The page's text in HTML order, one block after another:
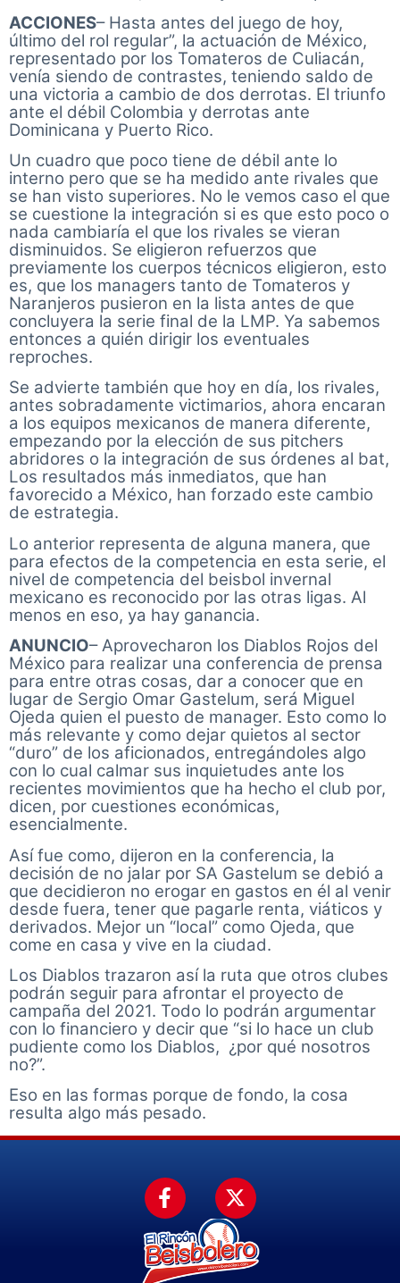
ACCIONES– Hasta antes del juego de hoy,
último del rol regular”, la actuación de México,
representado por los Tomateros de Culiacán,
venía siendo de contrastes, teniendo saldo de
una victoria a cambio de dos derrotas. El triunfo
ante el débil Colombia y derrotas ante
Dominicana y Puerto Rico.
Un cuadro que poco tiene de débil ante lo
interno pero que se ha medido ante rivales que
se han visto superiores. No le vemos caso el que
se cuestione la integración si es que esto poco o
nada cambiaría el que los rivales se vieran
disminuidos. Se eligieron refuerzos que
previamente los cuerpos técnicos eligieron, esto
es, que los managers tanto de Tomateros y
Naranjeros pusieron en la lista antes de que
concluyera la serie final de la LMP. Ya sabemos
entonces a quién dirigir los eventuales
reproches.
Se advierte también que hoy en día, los rivales,
antes sobradamente victimarios, ahora encaran
a los equipos mexicanos de manera diferente,
empezando por la elección de sus pitchers
abridores o la integración de sus órdenes al bat,
Los resultados más inmediatos, que han
favorecido a México, han forzado este cambio
de estrategia.
Lo anterior representa de alguna manera, que
para efectos de la competencia en esta serie, el
nivel de competencia del beisbol invernal
mexicano es reconocido por las otras ligas. Al
menos en eso, ya hay ganancia.
ANUNCIO– Aprovecharon los Diablos Rojos del
México para realizar una conferencia de prensa
para entre otras cosas, dar a conocer que en
lugar de Sergio Omar Gastelum, será Miguel
Ojeda quien el puesto de manager. Esto como lo
más relevante y como dejar quietos al sector
“duro” de los aficionados, entregándoles algo
con lo cual calmar sus inquietudes ante los
recientes movimientos que ha hecho el club por,
dicen, por cuestiones económicas,
esencialmente.
Así fue como, dijeron en la conferencia, la
decisión de no jalar por SA Gastelum se debió a
que decidieron no erogar en gastos en él al venir
desde fuera, tener que pagarle renta, viáticos y
derivados. Mejor un “local” como Ojeda, que
come en casa y vive en la ciudad.
Los Diablos trazaron así la ruta que otros clubes
podrán seguir para afrontar el proyecto de
campaña del 2021. Todo lo podrán argumentar
con lo financiero y decir que “si lo hace un club
pudiente como los Diablos, ¿por qué nosotros
no?”.
Eso en las formas porque de fondo, la cosa
resulta algo más pesado.